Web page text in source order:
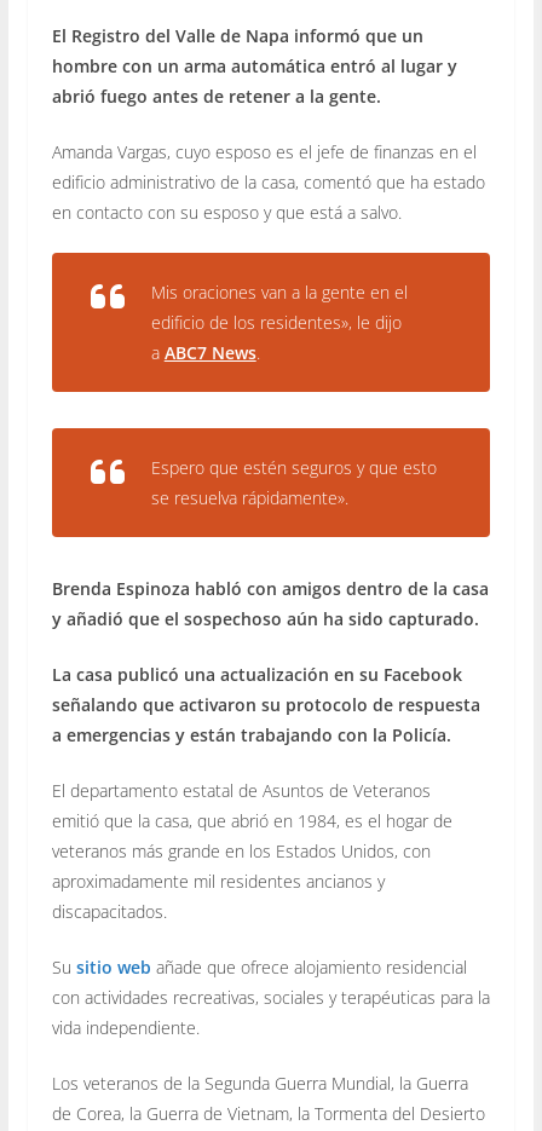
El Registro del Valle de Napa informó que un
hombre con un arma automática entró al lugar y
abrió fuego antes de retener a la gente.
Amanda Vargas, cuyo esposo es el jefe de finanzas en el
edificio administrativo de la casa, comentó que ha estado
en contacto con su esposo y que está a salvo.
Mis oraciones van a la gente en el
edificio de los residentes», le dijo
a ABC7 News.
Espero que estén seguros y que esto
se resuelva rápidamente».
Brenda Espinoza habló con amigos dentro de la casa
y añadió que el sospechoso aún ha sido capturado.
La casa publicó una actualización en su Facebook
señalando que activaron su protocolo de respuesta
a emergencias y están trabajando con la Policía.
El departamento estatal de Asuntos de Veteranos
emitió que la casa, que abrió en 1984, es el hogar de
veteranos más grande en los Estados Unidos, con
aproximadamente mil residentes ancianos y
discapacitados.
Su sitio web añade que ofrece alojamiento residencial
con actividades recreativas, sociales y terapéuticas para la
vida independiente.
Los veteranos de la Segunda Guerra Mundial, la Guerra
de Corea, la Guerra de Vietnam, la Tormenta del Desierto